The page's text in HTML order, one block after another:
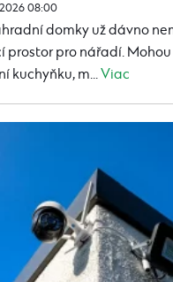
08:00
domky už dávno
prostor pro nářadí. Mohou
kuchyňku, m...Viac